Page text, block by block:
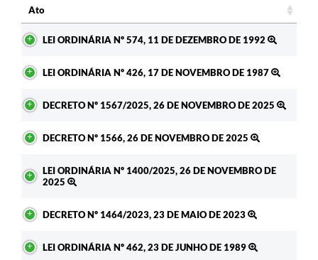
Ato
LEI ORDINÁRIA Nº 574, 11 DE DEZEMBRO DE 1992
LEI ORDINÁRIA Nº 426, 17 DE NOVEMBRO DE 1987
DECRETO Nº 1567/2025, 26 DE NOVEMBRO DE 2025
DECRETO Nº 1566, 26 DE NOVEMBRO DE 2025
LEI ORDINÁRIA Nº 1400/2025, 26 DE NOVEMBRO DE
2025
DECRETO Nº 1464/2023, 23 DE MAIO DE 2023
LEI ORDINÁRIA Nº 462, 23 DE JUNHO DE 1989